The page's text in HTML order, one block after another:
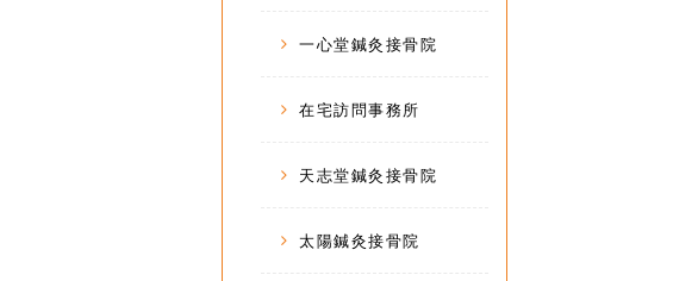
一心堂鍼灸接骨院
在宅訪問事務所
天志堂鍼灸接骨院
太陽鍼灸接骨院